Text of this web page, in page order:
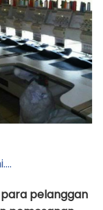
pelanggan